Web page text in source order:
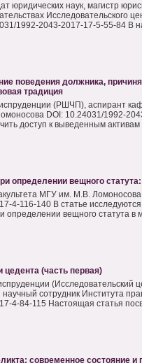
юридических наук, магистр
Исследовательского
1992-2043-2017-17-5-55-84 В
поведения должника,
традиция
(РШЧП), аспирант
DOI: 10.24031/1992-
доступ к выведенным
определении вещного
МГУ им. М.В.
4-116-140 В статье
определении вещного статута
цедента (часть первая)
(Исследовательский
сотрудник Института
4-84-115 Настоящая статья
современное состояние